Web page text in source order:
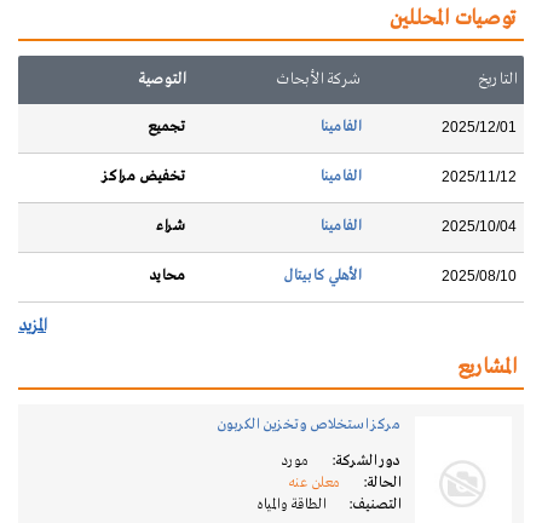
توصيات المحللين
التاريخ شركة الأبحاث التوصية
2025/12/01 الفامينا تجميع
2025/11/12 الفامينا تخفيض مراكز
2025/10/04 الفامينا شراء
2025/08/10 الأهلي كابيتال محايد
المزيد
المشاريع
مركز استخلاص وتخزين الكربون
دور الشركة:
مورد
الحالة:
معلن عنه
التصنيف:
الطاقة والمياه